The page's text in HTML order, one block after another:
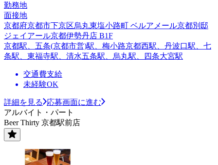
勤務地
面接地
京都府京都市下京区烏丸東塩小路町 ベルアメール京都別邸
ジェイアール京都伊勢丹店 B1F
京都駅、五条(京都市営)駅、梅小路京都西駅、丹波口駅、七
条駅、東福寺駅、清水五条駅、烏丸駅、四条大宮駅
交通費支給
未経験OK
詳細を見る
応募画面に進む
アルバイト・パート
Beer Thirty 京都駅前店